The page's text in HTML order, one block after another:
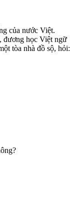
của nước Việt.
đương học Việt ngữ
tòa nhà đồ sộ, hỏi: